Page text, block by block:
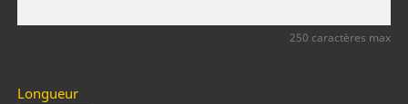
250 caractères max
Longueur